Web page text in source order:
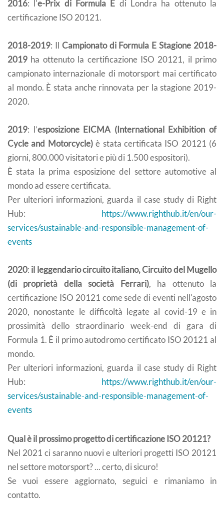
2016: l'e-Prix di Formula E di Londra ha ottenuto la
certificazione ISO 20121.
2018-2019: Il Campionato di Formula E Stagione 2018-
2019 ha ottenuto la certificazione ISO 20121, il primo
campionato internazionale di motorsport mai certificato
al mondo. È stata anche rinnovata per la stagione 2019-
2020.
2019: l’esposizione EICMA (International Exhibition of
Cycle and Motorcycle)è stata certificata ISO 20121 (6
giorni, 800.000 visitatori e più di 1.500 espositori).
È stata la prima esposizione del settore automotive al
mondo ad essere certificata.
Per ulteriori informazioni, guarda il case study di Right
Hub: https://www.righthub.it/en/our-
services/sustainable-and-responsible-management-of-
events
2020: il leggendario circuito italiano, Circuito del Mugello
(di proprietà della società Ferrari), ha ottenuto la
certificazione ISO 20121 come sede di eventi nell'agosto
2020, nonostante le difficoltà legate al covid-19 e in
prossimità dello straordinario week-end di gara di
Formula 1. È il primo autodromo certificato ISO 20121 al
mondo.
Per ulteriori informazioni, guarda il case study di Right
Hub: https://www.righthub.it/en/our-
services/sustainable-and-responsible-management-of-
events
Qual è il prossimo progetto di certificazione ISO 20121?
Nel 2021 ci saranno nuovi e ulteriori progetti ISO 20121
nel settore motorsport? ... certo, di sicuro!
Se vuoi essere aggiornato, seguici e rimaniamo in
contatto.